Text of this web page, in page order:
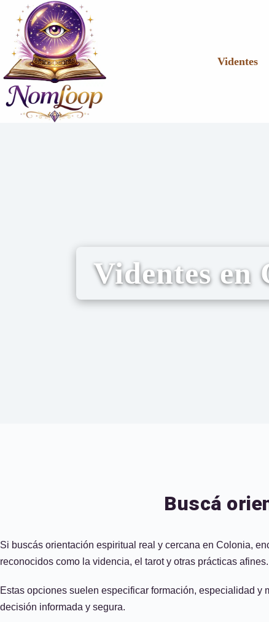
Videntes
Videntes en
Buscá
Si buscás orientación espiritual real y cercana en Colonia,
reconocidos como la videncia, el tarot y otras prácticas afines.
Estas opciones suelen especificar formación, especialidad
decisión informada y segura.